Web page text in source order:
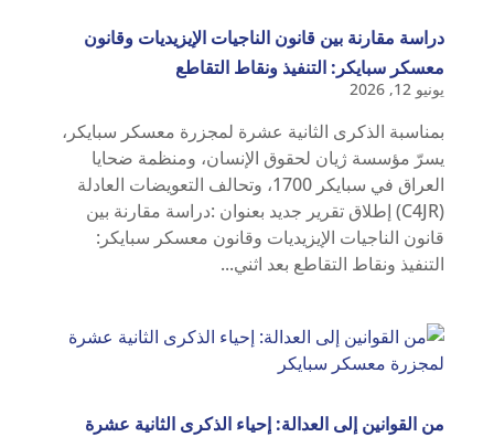
دراسة مقارنة بين قانون الناجيات الإيزيديات وقانون
معسكر سبايكر: التنفيذ ونقاط التقاطع
يونيو 12, 2026
بمناسبة الذكرى الثانية عشرة لمجزرة معسكر سبايكر،
يسرّ مؤسسة ژيان لحقوق الإنسان، ومنظمة ضحايا
العراق في سبايكر 1700، وتحالف التعويضات العادلة
(C4JR) إطلاق تقرير جديد بعنوان :دراسة مقارنة بين
قانون الناجيات الإيزيديات وقانون معسكر سبايكر:
التنفيذ ونقاط التقاطع بعد اثني...
من القوانين إلى العدالة: إحياء الذكرى الثانية عشرة